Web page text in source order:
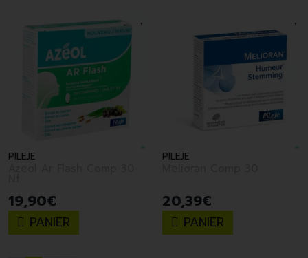
PILEJE
19,90€
PANIER
PILEJE
20,39€
PANIER